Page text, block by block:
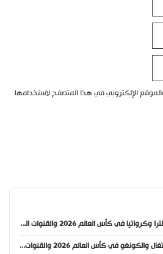
الإلكتروني في هذا المتصفح لاستخدامها
موعد مباراة إنجلترا وكرواتيا في كأس العالم 2026 والقنوات الناقلة
موعد مباراة البرتغال والكونغو في كأس العالم 2026 والقنوات الناقلة